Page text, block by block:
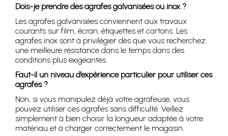
Dois-je prendre des agrafes galvanisées ou inox ?
Les agrafes galvanisées conviennent aux travaux
courants sur film, écran, étiquettes et cartons. Les
agrafes inox sont à privilégier dès que vous recherchez
une meilleure résistance dans le temps dans des
conditions plus exigeantes.
Faut-il un niveau d’expérience particulier pour utiliser ces
agrafes ?
Non, si vous manipulez déjà votre agrafeuse, vous
pouvez utiliser ces agrafes sans difficulté. Veillez
simplement à bien choisir la longueur adaptée à votre
matériau et à charger correctement le magasin.